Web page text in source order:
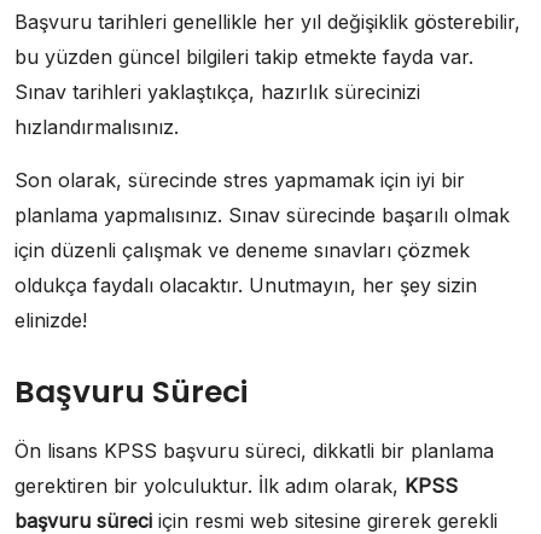
Başvuru tarihleri genellikle her yıl değişiklik gösterebilir,
bu yüzden güncel bilgileri takip etmekte fayda var.
Sınav tarihleri yaklaştıkça, hazırlık sürecinizi
hızlandırmalısınız.
Son olarak, sürecinde stres yapmamak için iyi bir
planlama yapmalısınız. Sınav sürecinde başarılı olmak
için düzenli çalışmak ve deneme sınavları çözmek
oldukça faydalı olacaktır. Unutmayın, her şey sizin
elinizde!
Başvuru Süreci
Ön lisans KPSS başvuru süreci, dikkatli bir planlama
gerektiren bir yolculuktur. İlk adım olarak, KPSS
başvuru süreci için resmi web sitesine girerek gerekli